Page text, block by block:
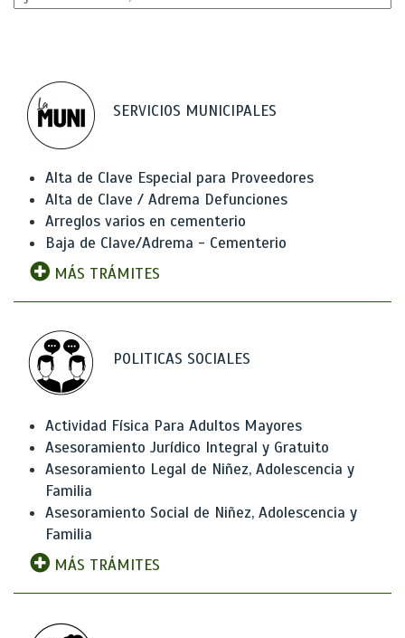
SERVICIOS MUNICIPALES
Alta de Clave Especial para Proveedores
Alta de Clave / Adrema Defunciones
Arreglos varios en cementerio
Baja de Clave/Adrema - Cementerio
MÁS TRÁMITES
POLITICAS SOCIALES
Actividad Física Para Adultos Mayores
Asesoramiento Jurídico Integral y Gratuito
Asesoramiento Legal de Niñez, Adolescencia y
Familia
Asesoramiento Social de Niñez, Adolescencia y
Familia
MÁS TRÁMITES